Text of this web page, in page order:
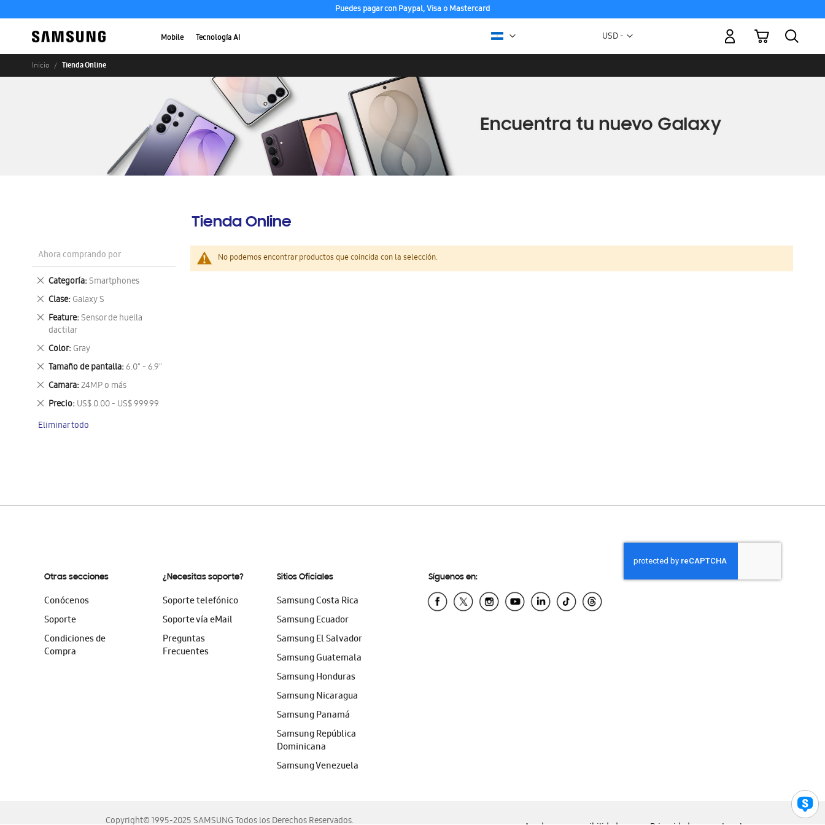
Puedes pagar con Paypal, Visa o Mastercard
Mobile Tecnología AI Moneda
USD -
Mi carrito
Inicio Tienda Online
Tienda Online
No podemos encontrar productos que coincida con la selección.
Ahora comprando por
Categoría Smartphones
Eliminar
este
artículo
Clase Galaxy S
Eliminar
este
artículo
Feature Sensor de huella
dactilar
Eliminar
este
artículo
Color Gray
Eliminar
este
artículo
Tamaño de pantalla 6.0" - 6.9"
Eliminar
este
artículo
Camara 24MP o más
Eliminar
este
artículo
Precio US$ 0.00 - US$ 999.99
Eliminar
artículo
Eliminar todo
Otras secciones
Conócenos
Soporte
Condiciones de
Compra
¿Necesitas soporte?
Soporte telefónico
Soporte vía eMail
Preguntas
Frecuentes
Sitios Oficiales
Samsung Costa Rica
Samsung Ecuador
Samsung El Salvador
Samsung Guatemala
Samsung Honduras
Samsung Nicaragua
Samsung Panamá
Samsung República
Dominicana
Samsung Venezuela
Síguenos en:
Copyright© 1995-2025 SAMSUNG Todos los Derechos Reservados.